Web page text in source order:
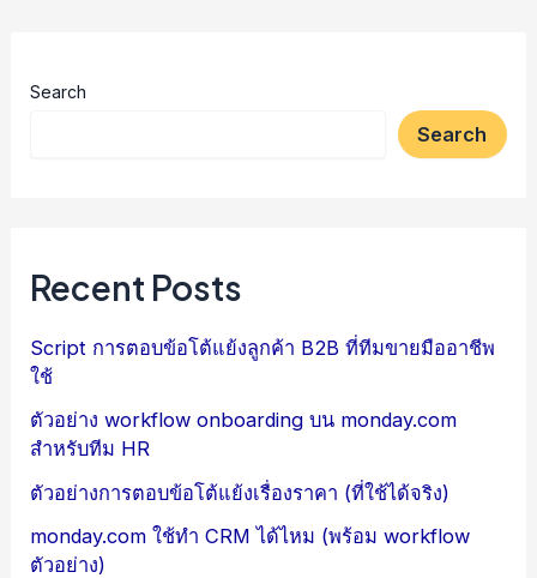
Search
Search
Recent Posts
Script การตอบข้อโต้แย้งลูกค้า B2B ที่ทีมขายมืออาชีพ
ใช้
ตัวอย่าง workflow onboarding บน monday.com
สำหรับทีม HR
ตัวอย่างการตอบข้อโต้แย้งเรื่องราคา (ที่ใช้ได้จริง)
monday.com ใช้ทำ CRM ได้ไหม (พร้อม workflow
ตัวอย่าง)